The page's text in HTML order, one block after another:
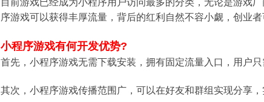
目前游戏已经成为小程序用户访问最多的分类，无论是游戏
序游戏可以获得丰厚流量，背后的红利自然不容小觑，创业
小程序游戏有何开发优势?
首先，小程序游戏无需下载安装，拥有固定流量入口，用户
其次，小程序游戏传播范围广，可以在好友和群组实现分享